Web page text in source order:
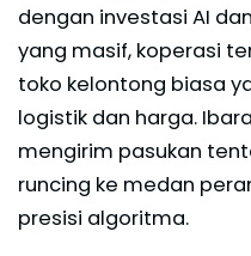
dengan investasi AI
yang masif, koperasi
toko kelontong biasa
logistik dan harga.
mengirim pasukan
runcing ke medan
presisi algoritma.